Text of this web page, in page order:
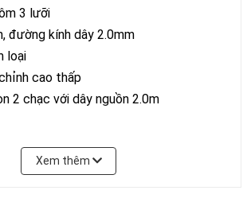
3 lưỡi
đường kính dây 2.0mm
loại
cao thấp
2 chạc với dây nguồn 2.0m
1 thùng carton;
Xem thêm